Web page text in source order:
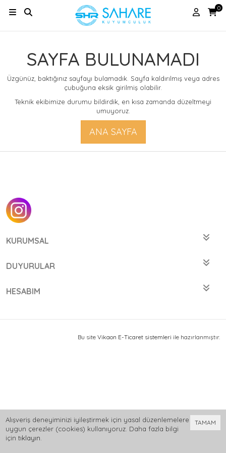
0
SAYFA BULUNAMADI
Üzgünüz, baktığınız sayfayı bulamadık. Sayfa kaldırılmış veya adres
çubuğuna eksik girilmiş olabilir.
Teknik ekibimize durumu bildirdik, en kısa zamanda düzeltmeyi
umuyoruz.
ANA SAYFA
KURUMSAL
DUYURULAR
HESABIM
Bu site Vikaon E-Ticaret sistemleri ile hazırlanmıştır.
TAMAM
Alışveriş deneyiminizi iyileştirmek için yasal düzenlemelere
uygun çerezler (cookies) kullanıyoruz. Daha fazla bilgi
için tıklayın